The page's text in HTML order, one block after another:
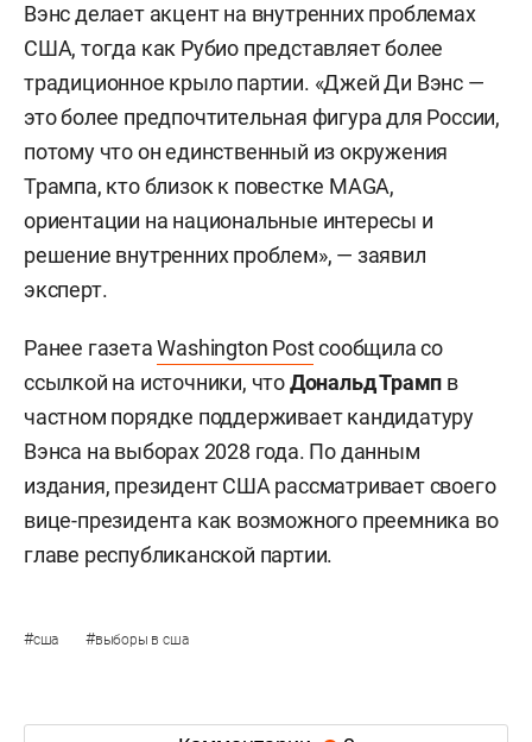
Вэнс делает акцент на внутренних проблемах
США, тогда как Рубио представляет более
традиционное крыло партии. «Джей Ди Вэнс —
это более предпочтительная фигура для России,
потому что он единственный из окружения
Трампа, кто близок к повестке MAGA,
ориентации на национальные интересы и
решение внутренних проблем», — заявил
эксперт.
Ранее газетаWashington Postсообщила со
ссылкой на источники, чтоДональд Трамп в
частном порядке поддерживает кандидатуру
Вэнса на выборах 2028 года. По данным
издания, президент США рассматривает своего
вице-президента как возможного преемника во
главе республиканской партии.
#сша #выборы в сша